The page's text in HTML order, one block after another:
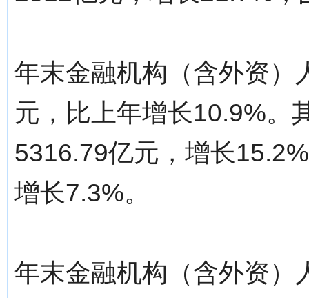
年末金融机构（含外资）
元，比上年增长10.9%。
5316.79亿元，增长
增长7.3%。
年末金融机构（含外资）